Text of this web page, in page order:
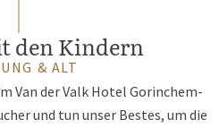
den Kindern
& ALT
Van der Valk Hotel Gorinchem-
und tun unser Bestes, um die